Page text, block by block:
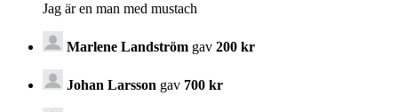
Jag är en man med mustach
Marlene Landström gav 200 kr
Johan Larsson gav 700 kr